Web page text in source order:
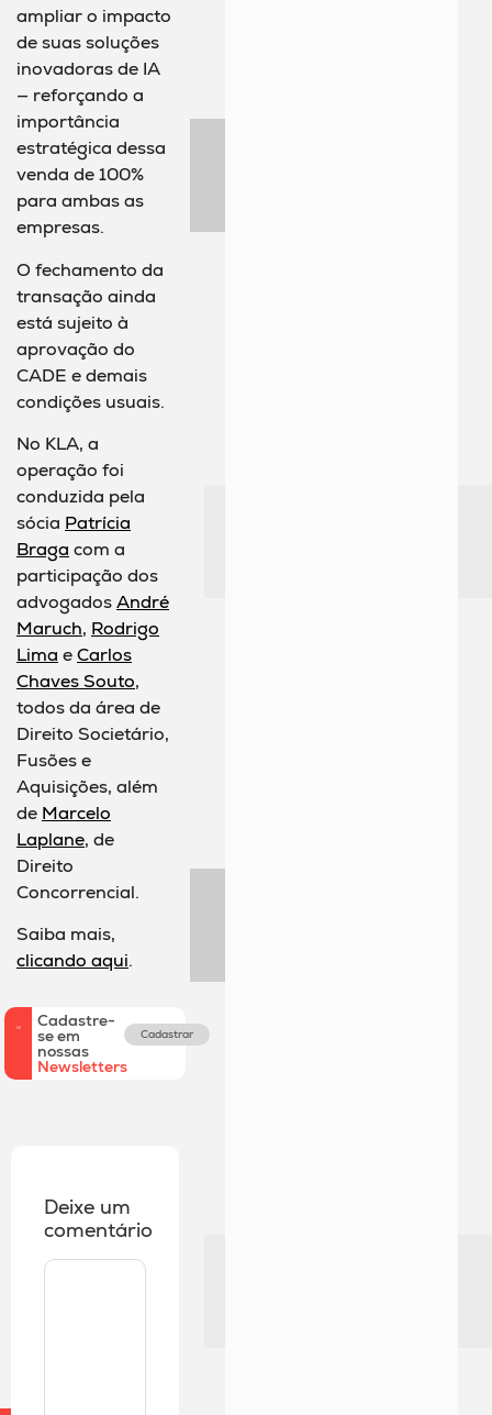
ampliar o impacto
de suas soluções
inovadoras de IA
— reforçando a
importância
estratégica dessa
venda de 100%
para ambas as
empresas.
O fechamento da
transação ainda
está sujeito à
aprovação do
CADE e demais
condições usuais.
No KLA, a
operação foi
conduzida pela
sócia Patrícia
Braga com a
participação dos
advogadosAndré
Maruch, Rodrigo
Lima eCarlos
Chaves Souto,
todos da área de
Direito Societário,
Fusões e
Aquisições, além
de Marcelo
Laplane, de
Direito
Concorrencial.
Saiba mais,
clicando aqui.
Cadastre-
se em
nossas
Newsletters
Cadastrar
Deixe um
comentário